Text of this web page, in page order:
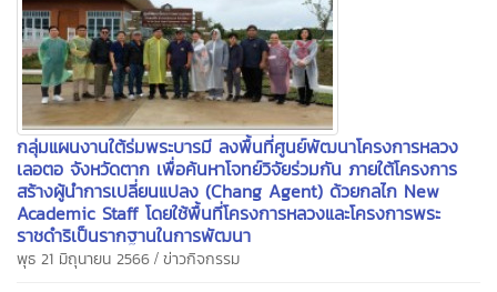
กลุ่มแผนงานใต้ร่มพระบารมี ลงพื้นที่ศูนย์พัฒนาโครงการหลวง
เลอตอ จังหวัดตาก เพื่อค้นหาโจทย์วิจัยร่วมกัน ภายใต้โครงการ
สร้างผู้นำการเปลี่ยนแปลง (Chang Agent) ด้วยกลไก New
Academic Staff โดยใช้พื้นที่โครงการหลวงและโครงการพระ
ราชดำริเป็นรากฐานในการพัฒนา
พุธ 21 มิถุนายน 2566 / ข่าวกิจกรรม